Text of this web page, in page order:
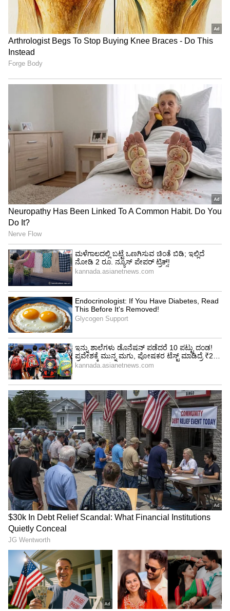
ಕನಕೋತ್ಸವದಲ್ಲಿ ರಿಷಬ್ ಶೆಟ್ಟಿ | Rishab
Shetty speech | Suvarna News
ಶೇ.50 ರಿಂದ ಶೇ.18 ಕ್ಕೆ TAX ಇಳಿಕೆ: ಮೋದಿ-
Trade Deal | Party Rounds